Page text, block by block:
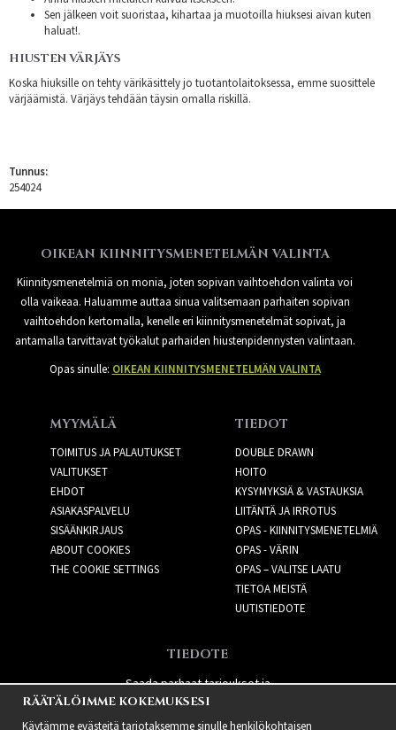
Sen jälkeen voit suoristaa, kihartaa ja muotoilla hiuksesi aivan kuten
haluat!.
HIUSTEN VÄRJÄYS
Koska hiuksille on tehty värikäsittely jo tuotantolaitoksessa, emme suosittele
värjäämistä. Värjäys tehdään täysin omalla riskillä.
Tunnus:
254024
OIKEAN KIINNITYSMENETELMÄN VALINTA
Kiinnitysmenetelmiä on monia, joten sopivan vaihtoehdon valinta voi
olla vaikeaa. Haluamme auttaa sinua valitsemaan parhaiten sopivan
vaihtoehdon kertomalla, kenelle eri kiinnitysmenetelmät sopivat, ja
antamalla tarvittavat työkalut parhaiden hiustenpidennysten valintaan.
Opas sinulle: OIKEAN KIINNITYSMENETELMÄN VALINTA
MYYMÄLÄ
TOIMITUS JA PALAUTUKSET
VALITUKSET
EHDOT
ASIAKASPALVELU
SISÄÄNKIRJAUS
ABOUT COOKIES
THE COOKIE SETTINGS
TIEDOT
DOUBLE DRAWN
HOITO
KYSYMYKSIÄ & VASTAUKSIA
LIITÄNTÄ JA IRROTUS
OPAS - KIINNITYSMENETELMIÄ
OPAS - VÄRIN
OPAS – VALITSE LAATU
TIETOA MEISTÄ
UUTISTIEDOTE
TIEDOTE
Saada parhaat tarjoukset ja
uusia tuotteita!
RÄÄTÄLÖIMME KOKEMUKSESI
Käytämme evästeitä tarjotaksemme sinulle henkilökohtaisen